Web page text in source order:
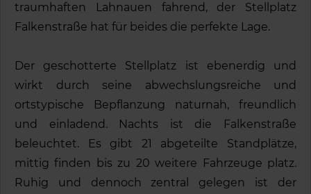
traumhaften Lahnauen fahrend, der Stellplatz
Falkenstraße hat für beides die perfekte Lage.
Der geschotterte Stellplatz ist ebenerdig und
wirkt durch seine abwechslungsreiche und
ortstypische Bepflanzung naturnah, freundlich
und einladend. Nachts ist die Falkenstraße
beleuchtet. Es gibt 21 abgeteilte Standplätze,
mittig finden bis zu 20 weitere Fahrzeuge platz.
Ruhig und dennoch zentral gelegen ist der